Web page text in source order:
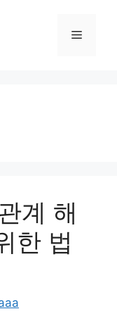
Menu
계 해
한 법